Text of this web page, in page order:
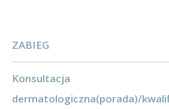
ZABIEG
Konsultacja
dermatologiczna(porada)/